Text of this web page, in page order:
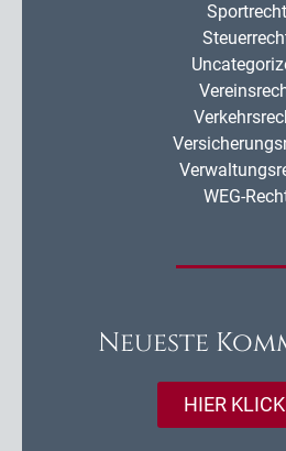
Sportrecht
WEG-
Neueste
HIER